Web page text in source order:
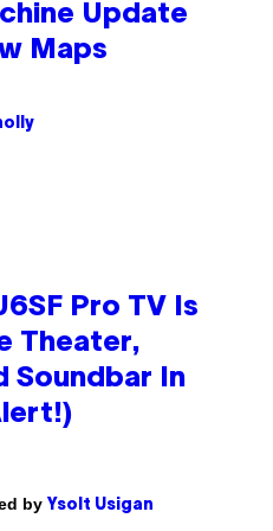
Update
Maps
Pro TV Is
Theater,
Soundbar In
by Ysolt Usigan